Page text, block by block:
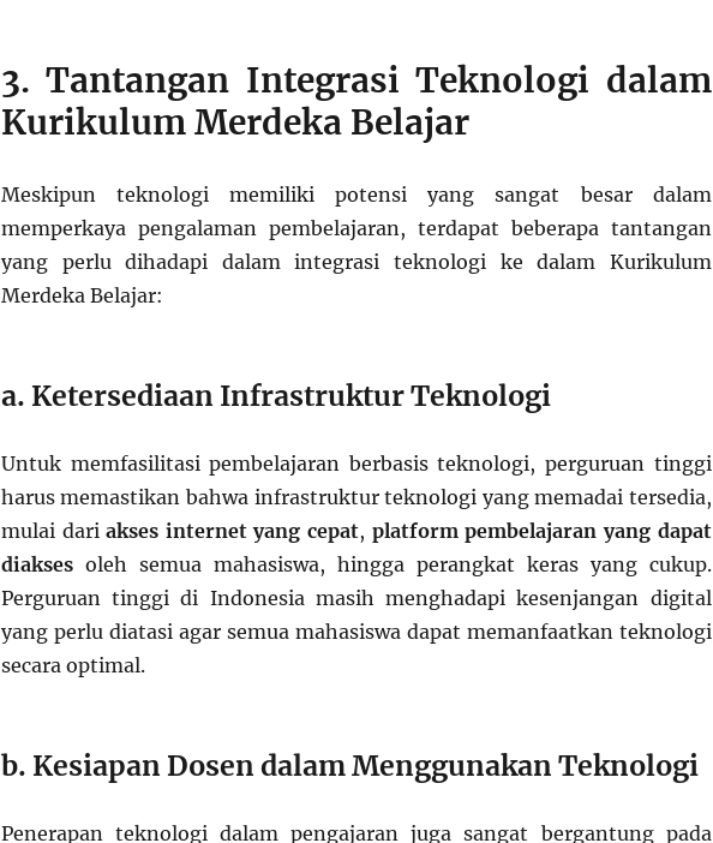
3. Tantangan Integrasi Teknologi dalam
Kurikulum Merdeka Belajar
Meskipun teknologi memiliki potensi yang sangat besar dalam
memperkaya pengalaman pembelajaran, terdapat beberapa tantangan
yang perlu dihadapi dalam integrasi teknologi ke dalam Kurikulum
Merdeka Belajar:
a. Ketersediaan Infrastruktur Teknologi
Untuk memfasilitasi pembelajaran berbasis teknologi, perguruan tinggi
harus memastikan bahwa infrastruktur teknologi yang memadai tersedia,
mulai dariakses internet yang cepat, platform pembelajaran yang dapat
diaksesoleh semua mahasiswa, hingga perangkat keras yang cukup.
Perguruan tinggi di Indonesia masih menghadapi kesenjangan digital
yang perlu diatasi agar semua mahasiswa dapat memanfaatkan teknologi
secara optimal.
b. Kesiapan Dosen dalam Menggunakan Teknologi
Penerapan teknologi dalam pengajaran juga sangat bergantung pada